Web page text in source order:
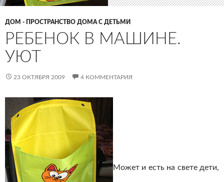
ДОМ - ПРОСТРАНСТВО ДОМА С ДЕТЬМИ
РЕБЕНОК В МАШИНЕ.
УЮТ
23 ОКТЯБРЯ 2009 4 КОММЕНТАРИЯ
Может и есть на свете дети,